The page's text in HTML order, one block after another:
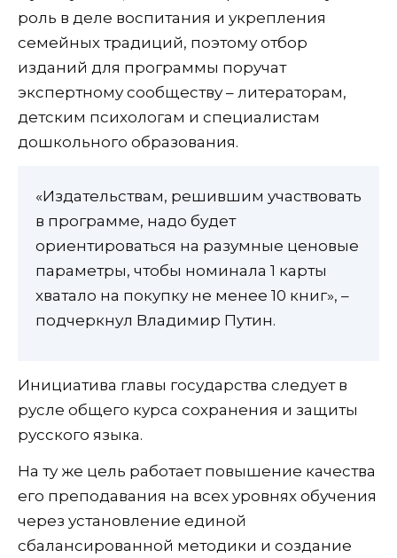
роль в деле воспитания и укрепления
семейных традиций, поэтому отбор
изданий для программы поручат
экспертному сообществу – литераторам,
детским психологам и специалистам
дошкольного образования.
«Издательствам, решившим участвовать
в программе, надо будет
ориентироваться на разумные ценовые
параметры, чтобы номинала 1 карты
хватало на покупку не менее 10 книг», –
подчеркнул Владимир Путин.
Инициатива главы государства следует в
русле общего курса сохранения и защиты
русского языка.
На ту же цель работает повышение качества
его преподавания на всех уровнях обучения
через установление единой
сбалансированной методики и создание